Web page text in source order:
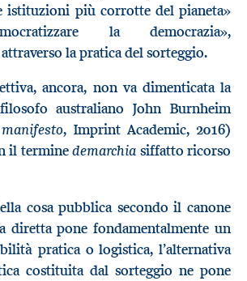
istituzioni più corrotte del pianeta»
la democrazia»,
la pratica del sorteggio.
ancora, non va dimenticata la
australiano John Burnheim
, Imprint Academic, 2016)
il terminedemarchia siffatto ricorso
cosa pubblica secondo il canone
diretta pone fondamentalmente un
pratica o logistica, l’alternativa
costituita dal sorteggio ne pone